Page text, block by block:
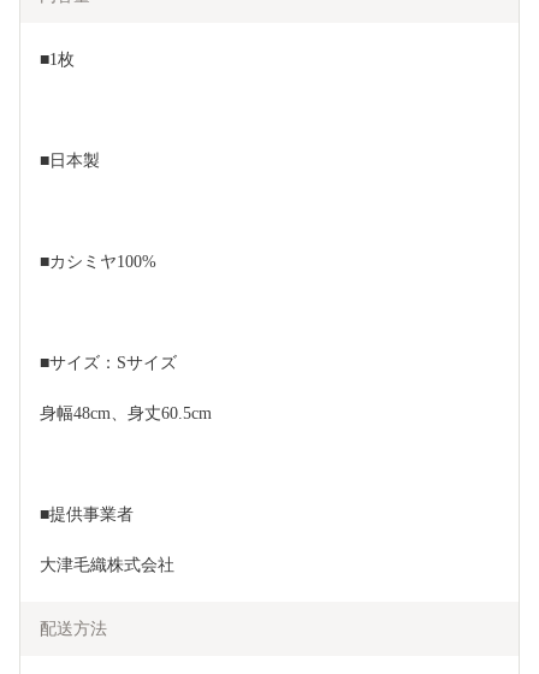
■1枚
■日本製
■カシミヤ100%
■サイズ：Sサイズ
身幅48cm、身丈60.5cm
■提供事業者
大津毛織株式会社
配送方法